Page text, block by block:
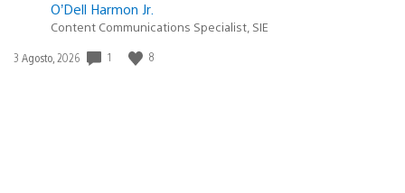
O’Dell Harmon Jr.
Content Communications Specialist, SIE
Data
3 Agosto, 2026 1 8